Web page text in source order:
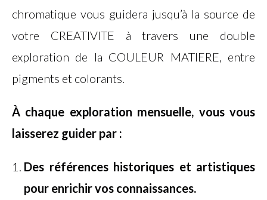
chromatique vous guidera jusqu’à la source de
votre CREATIVITE à travers une double
exploration de la COULEUR MATIERE, entre
pigments et colorants.
À chaque exploration mensuelle, vous vous
laisserez guider par :
Des références historiques et artistiques
pour enrichir vos connaissances.